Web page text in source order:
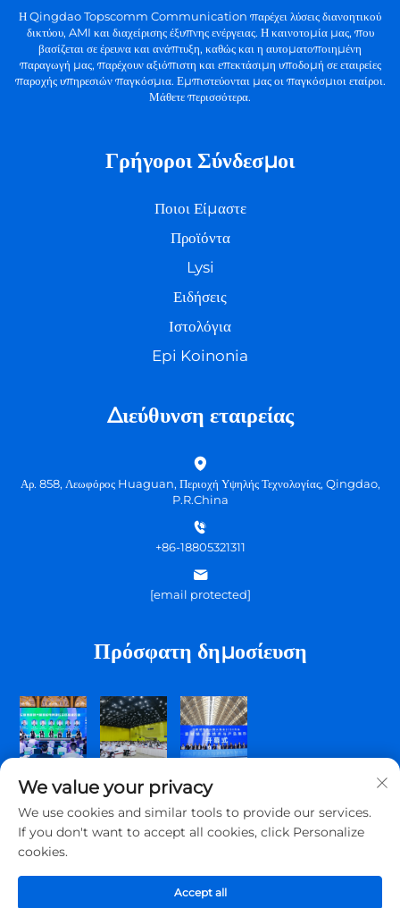
Η Qingdao Topscomm Communication παρέχει λύσεις διανοητικού
δικτύου, AMI και διαχείρισης έξυπνης ενέργειας. Η καινοτομία μας, που
βασίζεται σε έρευνα και ανάπτυξη, καθώς και η αυτοματοποιημένη
παραγωγή μας, παρέχουν αξιόπιστη και επεκτάσιμη υποδομή σε εταιρείες
παροχής υπηρεσιών παγκόσμια. Εμπιστεύονται μας οι παγκόσμιοι εταίροι.
Μάθετε περισσότερα.
Γρήγοροι Σύνδεσμοι
Ποιοι Είμαστε
Προϊόντα
Lysi
Ειδήσεις
Ιστολόγια
Epi Koinonia
Διεύθυνση εταιρείας
Αρ. 858, Λεωφόρος Huaguan, Περιοχή Υψηλής Τεχνολογίας, Qingdao,
P.R.China
+86-18805321311
[email protected]
Πρόσφατη δημοσίευση
Communication Co., Ltd. Με επιφύλαξη όλων των δικαιωμάτων.
Πολιτική Απορρήτου
We value your privacy
We use cookies and similar tools to provide our services.
If you don't want to accept all cookies, click Personalize
cookies.
Accept all